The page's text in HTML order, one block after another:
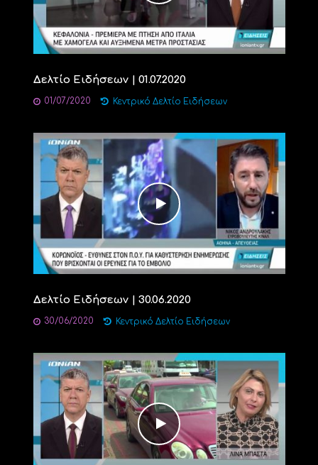
Δελτίο Ειδήσεων | 01.07.2020
01/07/2020 Κεντρικό Δελτίο Ειδήσεων
Δελτίο Ειδήσεων | 30.06.2020
30/06/2020 Κεντρικό Δελτίο Ειδήσεων